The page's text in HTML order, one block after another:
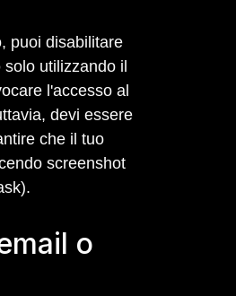
puoi disabilitare
utilizzando il
l'accesso al
devi essere
che il tuo
screenshot
o